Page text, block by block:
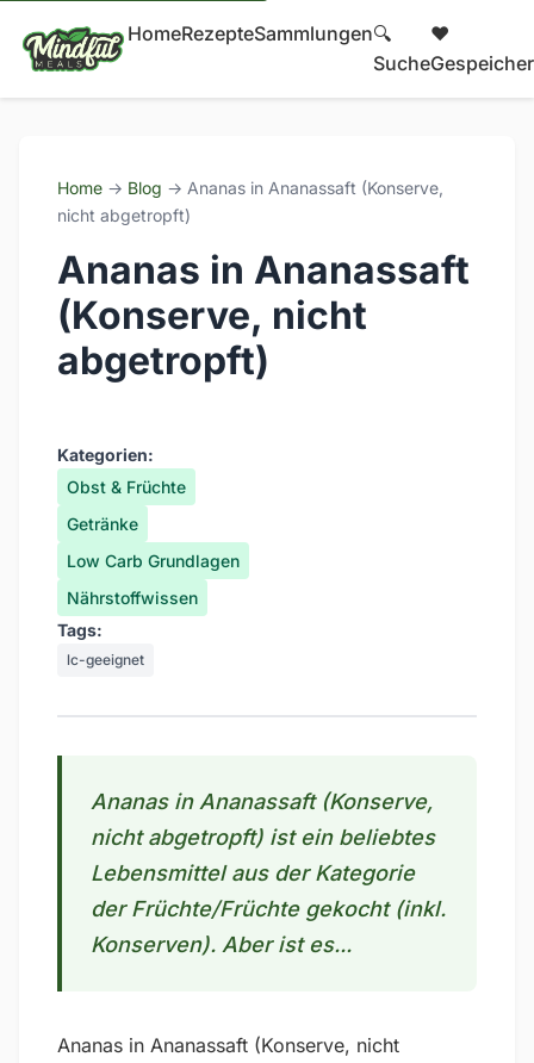
HomeRezepteSammlungen🔍
Suche
❤️
Home → Blog → Ananas in Ananassaft (Konserve,
nicht abgetropft)
Ananas in Ananassaft
(Konserve, nicht
abgetropft)
Kategorien:
Obst & Früchte
Getränke
Low Carb Grundlagen
Nährstoffwissen
Tags:
lc-geeignet
Ananas in Ananassaft (Konserve,
nicht abgetropft) ist ein beliebtes
Lebensmittel aus der Kategorie
der Früchte/Früchte gekocht (inkl.
Konserven). Aber ist es...
Ananas in Ananassaft (Konserve, nicht